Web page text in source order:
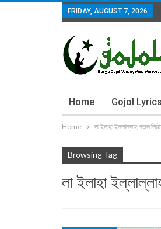
FRIDAY, AUGUST 7, 2026
Home Gojol Lyrics
Home লা ইলাহা ইল্লাল্লাহ গজল
Browsing Tag
লা ইলাহা